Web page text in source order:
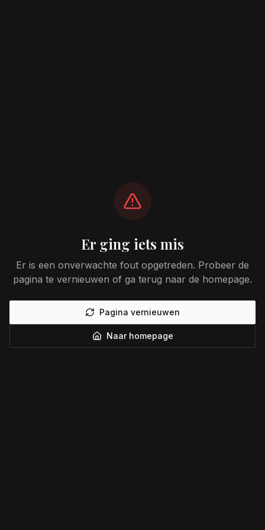
Er ging iets mis
Er is een onverwachte fout opgetreden. Probeer de
pagina te vernieuwen of ga terug naar de homepage.
Pagina vernieuwen
Naar homepage